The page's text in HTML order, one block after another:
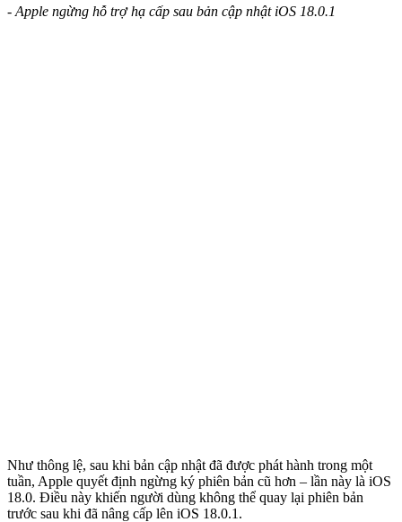
- Apple ngừng hỗ trợ hạ cấp sau bản cập nhật iOS 18.0.1
Như thông lệ, sau khi bản cập nhật đã được phát hành trong một
tuần, Apple quyết định ngừng ký phiên bản cũ hơn – lần này là iOS
18.0. Điều này khiến người dùng không thể quay lại phiên bản
trước sau khi đã nâng cấp lên iOS 18.0.1.